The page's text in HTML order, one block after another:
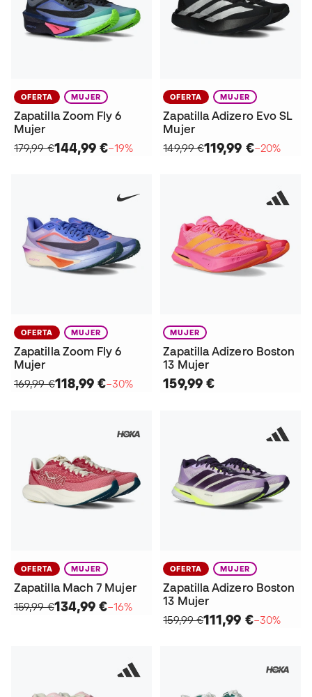
OFERTA MUJER
Zapatilla Zoom Fly 6
Mujer
179,99 €144,99 €−19%
OFERTA MUJER
Zapatilla Adizero Evo SL
Mujer
149,99 €119,99 €−20%
OFERTA MUJER
Zapatilla Zoom Fly 6
Mujer
169,99 €118,99 €−30%
MUJER
Zapatilla Adizero Boston
13 Mujer
159,99 €
OFERTA MUJER
Zapatilla Mach 7 Mujer
159,99 €134,99 €−16%
OFERTA MUJER
Zapatilla Adizero Boston
13 Mujer
159,99 €111,99 €−30%